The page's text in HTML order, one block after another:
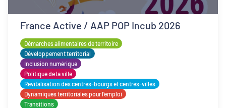
France Active / AAP POP Incub 2026
Démarches alimentaires de territoire
Développement territorial
Inclusion numérique
Politique de la ville
Revitalisation des centres-bourgs et centres-villes
Dynamiques territoriales pour l’emploi
Transitions